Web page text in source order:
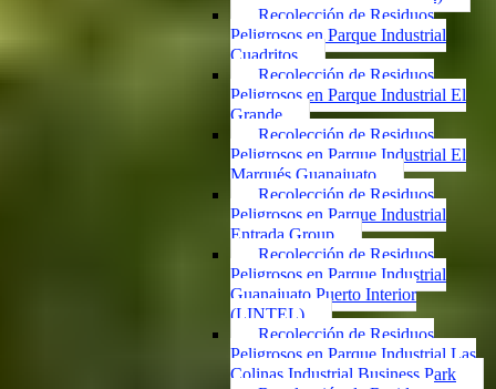
Recolección de Residuos
Peligrosos en Parque Industrial
Cuadritos
Recolección de Residuos
Peligrosos en Parque Industrial El
Grande
Recolección de Residuos
Peligrosos en Parque Industrial El
Marqués Guanajuato
Recolección de Residuos
Peligrosos en Parque Industrial
Entrada Group
Recolección de Residuos
Peligrosos en Parque Industrial
Guanajuato Puerto Interior
(LINTEL)
Recolección de Residuos
Peligrosos en Parque Industrial Las
Colinas Industrial Business Park